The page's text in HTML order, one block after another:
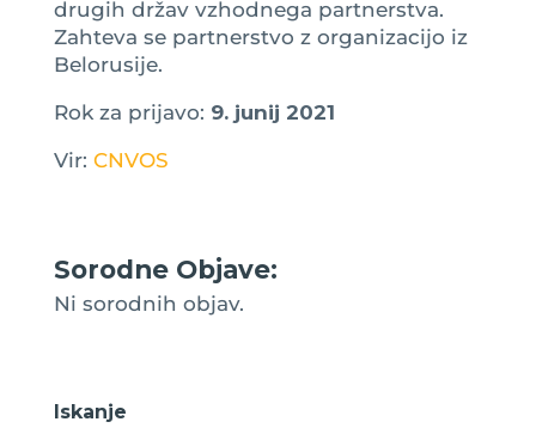
drugih držav vzhodnega partnerstva.
Zahteva se partnerstvo z organizacijo iz
Belorusije.
Rok za prijavo: 9. junij 2021
Vir: CNVOS
Sorodne Objave:
Ni sorodnih objav.
Iskanje